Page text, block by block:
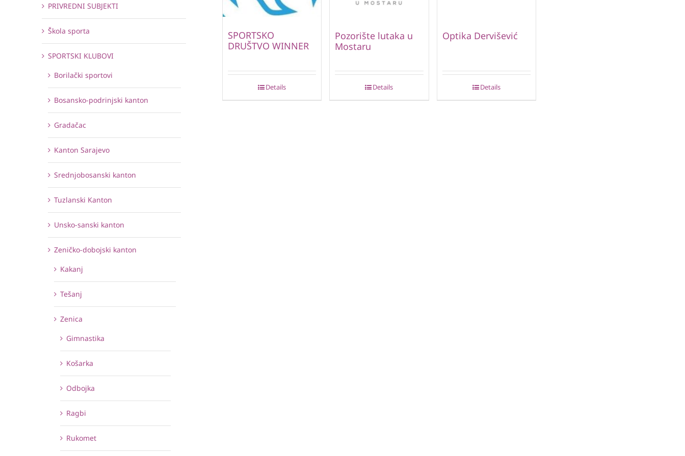
SPORTSKO
DRUŠTVO WINNER
Details
Pozorište lutaka u
Mostaru
Details
Optika Dervišević
Details
PRIVREDNI SUBJEKTI
Škola sporta
SPORTSKI KLUBOVI
Borilački sportovi
Bosansko-podrinjski kanton
Gradačac
Kanton Sarajevo
Srednjobosanski kanton
Tuzlanski Kanton
Unsko-sanski kanton
Zeničko-dobojski kanton
Kakanj
Tešanj
Zenica
Gimnastika
Košarka
Odbojka
Ragbi
Rukomet